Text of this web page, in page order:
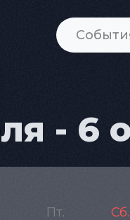
- 6
Пт. Сб.